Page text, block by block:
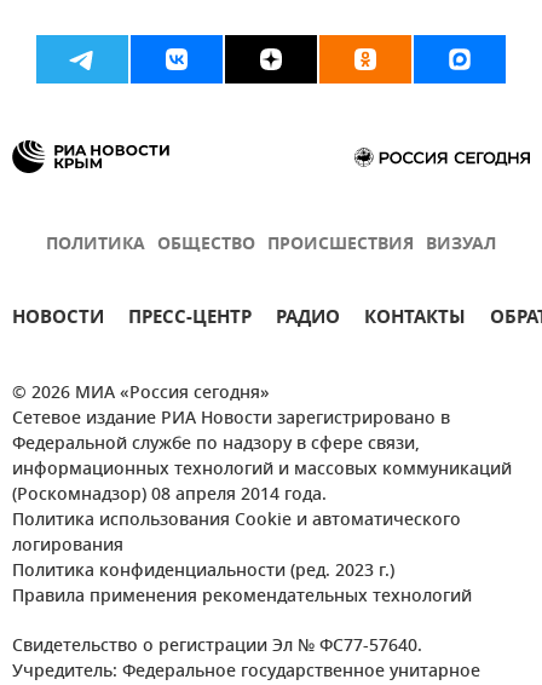
ПОЛИТИКА ОБЩЕСТВО ПРОИСШЕСТВИЯ ВИЗУАЛ
НОВОСТИ ПРЕСС-ЦЕНТР РАДИО КОНТАКТЫ
© 2026 МИА «Россия сегодня»
Сетевое издание РИА Новости зарегистрировано в
Федеральной службе по надзору в сфере связи,
информационных технологий и массовых коммуникаций
(Роскомнадзор) 08 апреля 2014 года.
Политика использования Cookie и автоматического
логирования
Политика конфиденциальности (ред. 2023 г.)
Правила применения рекомендательных технологий
Свидетельство о регистрации Эл № ФС77-57640.
Учредитель: Федеральное государственное унитарное